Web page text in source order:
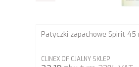
Patyczki zapachowe Spirit 45
PRODUCENT
CLINEX OFICJALNY SKLEP